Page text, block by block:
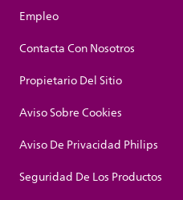
Empleo
Contacta Con Nosotros
Propietario Del Sitio
Aviso Sobre Cookies
Aviso De Privacidad Philips
Seguridad De Los Productos